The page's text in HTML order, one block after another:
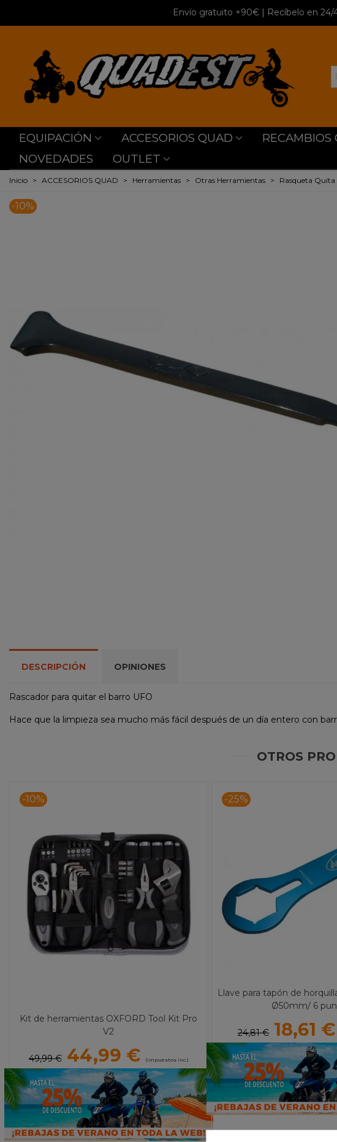
Envío gratuito +90€ | Recíbelo en 24/
EQUIPACIÓN ACCESORIOS QUAD RECAMBIOS
NOVEDADES
OUTLET
Inicio > ACCESORIOS QUAD > Herramientas > Otras Herramientas > Rasqueta Quita
-10%
DESCRIPCIÓN OPINIONES
Rascador para quitar el barro UFO
Hace que la limpieza sea mucho más fácil después de un día entero con
OTROS
-10%
Kit de herramientas OXFORD Tool Kit Pro
V2
49,99 € 44,99 € (impuestos inc.)
-25%
Llave para tapón de
Ø50mm/ 6
24,81 € 18,61 €